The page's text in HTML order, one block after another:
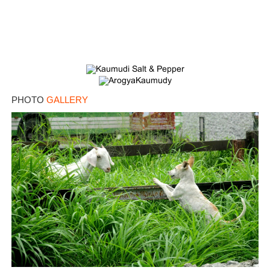
PHOTO GALLERY